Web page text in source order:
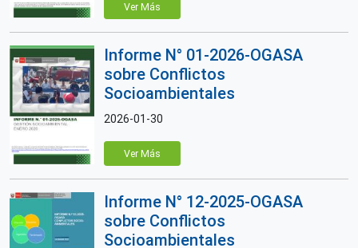
Ver Más
Informe N° 01-2026-OGASA
sobre Conflictos
Socioambientales
2026-01-30
Ver Más
Informe N° 12-2025-OGASA
sobre Conflictos
Socioambientales